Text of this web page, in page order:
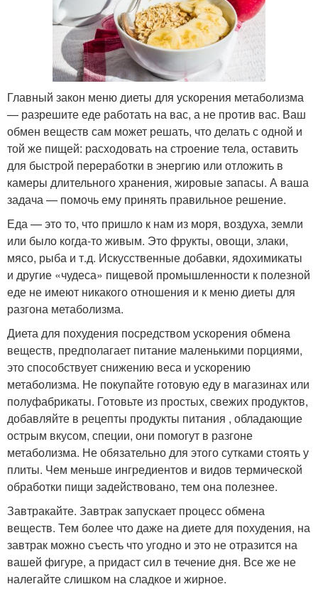
Главный закон меню диеты для ускорения метаболизма
— разрешите еде работать на вас, а не против вас. Ваш
обмен веществ сам может решать, что делать с одной и
той же пищей: расходовать на строение тела, оставить
для быстрой переработки в энергию или отложить в
камеры длительного хранения, жировые запасы. А ваша
задача — помочь ему принять правильное решение.
Еда — это то, что пришло к нам из моря, воздуха, земли
или было когда-то живым. Это фрукты, овощи, злаки,
мясо, рыба и т.д. Искусственные добавки, ядохимикаты
и другие «чудеса» пищевой промышленности к полезной
еде не имеют никакого отношения и к меню диеты для
разгона метаболизма.
Диета для похудения посредством ускорения обмена
веществ, предполагает питание маленькими порциями,
это способствует снижению веса и ускорению
метаболизма. Не покупайте готовую еду в магазинах или
полуфабрикаты. Готовьте из простых, свежих продуктов,
добавляйте в рецепты продукты питания , обладающие
острым вкусом, специи, они помогут в разгоне
метаболизма. Не обязательно для этого сутками стоять у
плиты. Чем меньше ингредиентов и видов термической
обработки пищи задействовано, тем она полезнее.
Завтракайте. Завтрак запускает процесс обмена
веществ. Тем более что даже на диете для похудения, на
завтрак можно съесть что угодно и это не отразится на
вашей фигуре, а придаст сил в течение дня. Все же не
налегайте слишком на сладкое и жирное.